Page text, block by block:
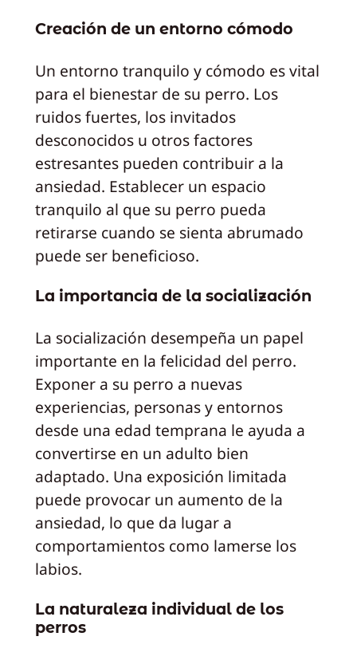
Creación de un entorno cómodo
Un entorno tranquilo y cómodo es vital
para el bienestar de su perro. Los
ruidos fuertes, los invitados
desconocidos u otros factores
estresantes pueden contribuir a la
ansiedad. Establecer un espacio
tranquilo al que su perro pueda
retirarse cuando se sienta abrumado
puede ser beneficioso.
La importancia de la socialización
La socialización desempeña un papel
importante en la felicidad del perro.
Exponer a su perro a nuevas
experiencias, personas y entornos
desde una edad temprana le ayuda a
convertirse en un adulto bien
adaptado. Una exposición limitada
puede provocar un aumento de la
ansiedad, lo que da lugar a
comportamientos como lamerse los
labios.
La naturaleza individual de los
perros